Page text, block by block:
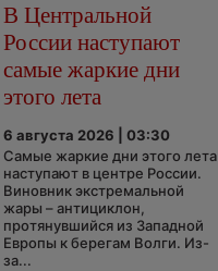
В Центральной
России наступают
самые жаркие дни
этого лета
6 августа 2026 | 03:30
Самые жаркие дни этого лета
наступают в центре России.
Виновник экстремальной
жары – антициклон,
протянувшийся из Западной
Европы к берегам Волги. Из-
за...